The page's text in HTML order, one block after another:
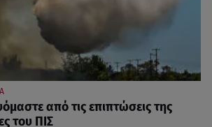
από τις επιπτώσεις της
του ΠΙΣ